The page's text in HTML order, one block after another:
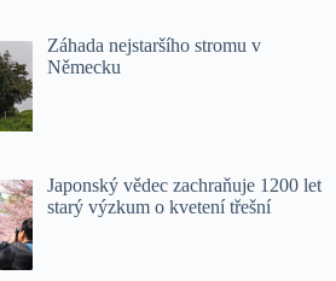
Záhada nejstaršího stromu v
Německu
Japonský vědec zachraňuje 1200 let
starý výzkum o kvetení třešní